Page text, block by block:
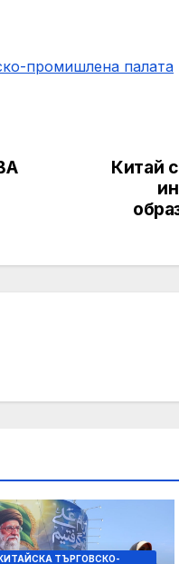
промишлена палaта
Китай
ТЪРГОВСКО-